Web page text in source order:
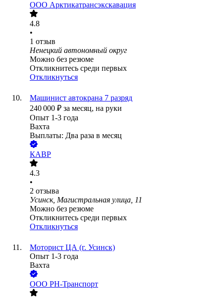
ООО Арктикатрансэкскавация
4.8
•
1 отзыв
Ненецкий автономный округ
Можно без резюме
Откликнитесь среди первых
Откликнуться
Машинист автокрана 7 разряд
240 000 ₽ за месяц, на руки
Опыт 1-3 года
Вахта
Выплаты: Два раза в месяц
КАВР
4.3
•
2 отзыва
Усинск, Магистральная улица, 11
Можно без резюме
Откликнитесь среди первых
Откликнуться
Моторист ЦА (г. Усинск)
Опыт 1-3 года
Вахта
ООО РН-Транспорт